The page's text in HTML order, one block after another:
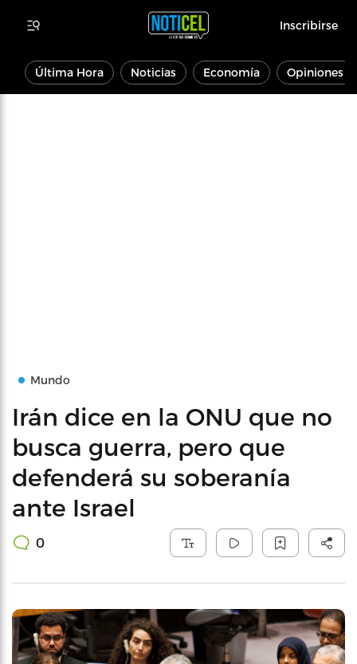
Inscribirse
Última Hora Noticias Economía Opiniones
Mundo
Irán dice en la ONU que no
busca guerra, pero que
defenderá su soberanía
ante Israel
0